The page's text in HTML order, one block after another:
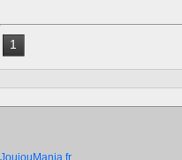
1
JoujouMania.fr